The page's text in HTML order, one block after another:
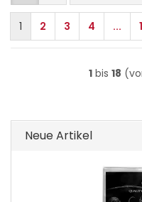
1 2 3 4 ...
1bis 18
Neue Artikel